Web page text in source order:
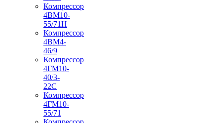
Компрессор
4ВМ10-
55/71Н
Компрессор
4ВМ4-
46/9
Компрессор
4ГМ10-
40/3-
22С
Компрессор
4ГМ10-
55/71